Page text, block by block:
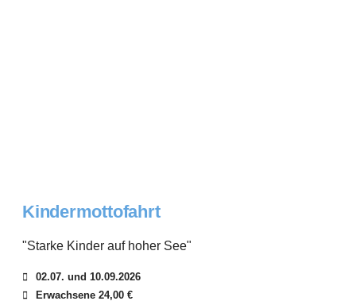
Kindermottofahrt
"Starke Kinder auf hoher See"
02.07. und 10.09.2026
Erwachsene 24,00 €